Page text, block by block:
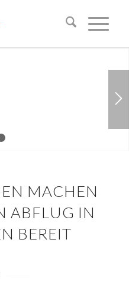
MACHEN
ABFLUG IN
BEREIT